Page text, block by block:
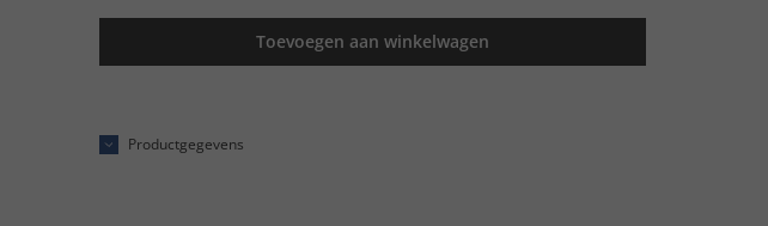
Toevoegen aan winkelwagen
Productgegevens